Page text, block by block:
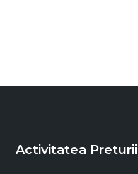
Activitatea Preturii